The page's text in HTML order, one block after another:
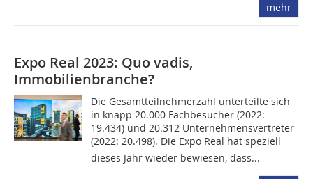
mehr
Expo Real 2023: Quo vadis,
Immobilienbranche?
Die Gesamtteilnehmerzahl unterteilte sich
in knapp 20.000 Fachbesucher (2022:
19.434) und 20.312 Unternehmensvertreter
(2022: 20.498). Die Expo Real hat speziell
dieses Jahr wieder bewiesen, dass...